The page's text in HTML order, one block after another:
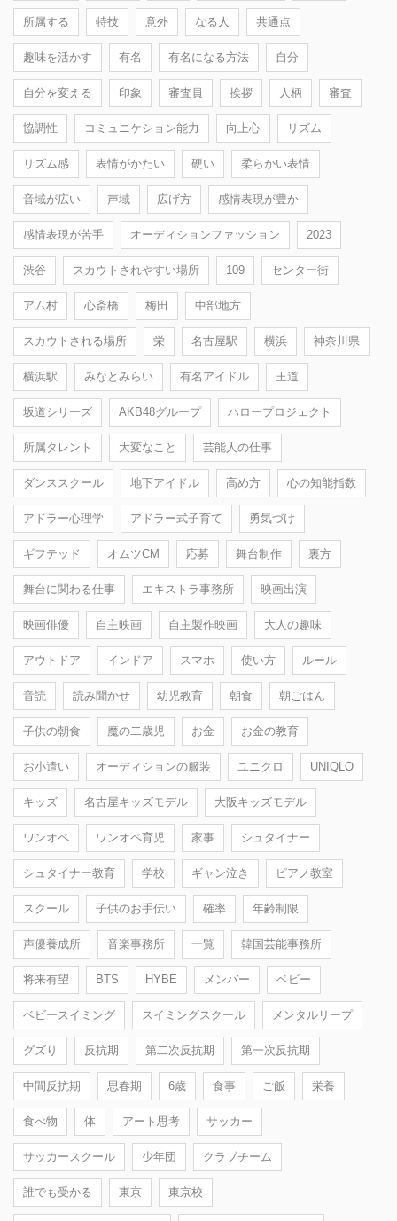
所属する 特技 意外 なる人 共通点
趣味を活かす 有名 有名になる方法 自分
自分を変える 印象 審査員 挨拶 人柄 審査
協調性 コミュニケション能力 向上心 リズム
リズム感 表情がかたい 硬い 柔らかい表情
音域が広い 声域 広げ方 感情表現が豊か
感情表現が苦手 オーディションファッション 2023
渋谷 スカウトされやすい場所 109 センター街
アム村 心斎橋 梅田 中部地方
スカウトされる場所 栄 名古屋駅 横浜 神奈川県
横浜駅 みなとみらい 有名アイドル 王道
坂道シリーズ AKB48グループ ハロープロジェクト
所属タレント 大変なこと 芸能人の仕事
ダンススクール 地下アイドル 高め方 心の知能指数
アドラー心理学 アドラー式子育て 勇気づけ
ギフテッド オムツCM 応募 舞台制作 裏方
舞台に関わる仕事 エキストラ事務所 映画出演
映画俳優 自主映画 自主製作映画 大人の趣味
アウトドア インドア スマホ 使い方 ルール
音読 読み聞かせ 幼児教育 朝食 朝ごはん
子供の朝食 魔の二歳児 お金 お金の教育
お小遣い オーディションの服装 ユニクロ UNIQLO
キッズ 名古屋キッズモデル 大阪キッズモデル
ワンオペ ワンオペ育児 家事 シュタイナー
シュタイナー教育 学校 ギャン泣き ピアノ教室
スクール 子供のお手伝い 確率 年齢制限
声優養成所 音楽事務所 一覧 韓国芸能事務所
将来有望 BTS HYBE メンバー ベビー
ベビースイミング スイミングスクール メンタルリープ
グズり 反抗期 第二次反抗期 第一次反抗期
中間反抗期 思春期 6歳 食事 ご飯 栄養
食べ物 体 アート思考 サッカー
サッカースクール 少年団 クラブチーム
誰でも受かる 東京 東京校